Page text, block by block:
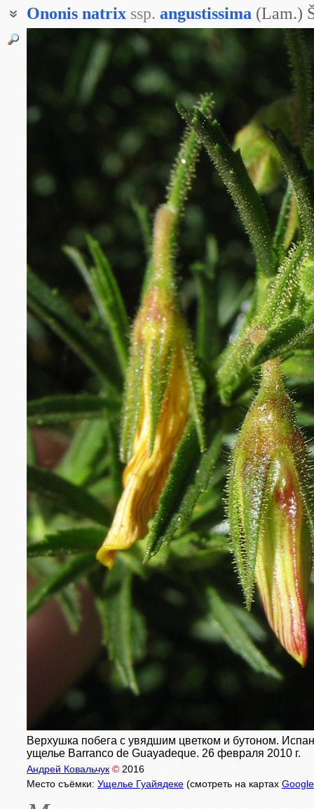
Ononis natrix ssp. angustissima (Lam.)
Верхушка побега с увядшим цветком и бутоном.
ущелье Barranco de Guayadeque. 26 февраля 2010 г.
Андрей Ковальчук © 2016
Место съёмки: Ущелье Гуайядеке (смотреть на картах Google